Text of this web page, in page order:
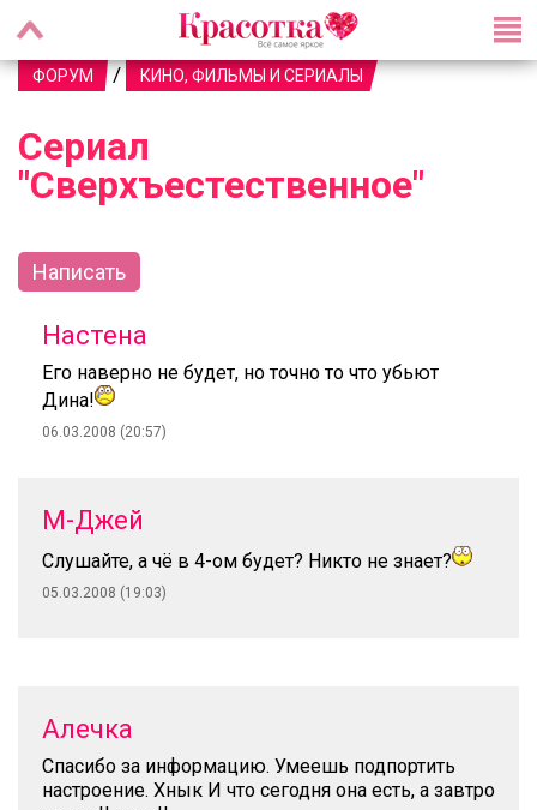
ФОРУМ / КИНО, ФИЛЬМЫ И СЕРИАЛЫ
Сериал
"Сверхъестественное"
Написать
Настена
Его наверно не будет, но точно то что убьют
Дина!
06.03.2008 (20:57)
М-Джей
Слушайте, а чё в 4-ом будет? Никто не знает?
05.03.2008 (19:03)
Алечка
Спасибо за информацию. Умеешь подпортить
настроение. Хнык И что сегодня она есть, а завтро